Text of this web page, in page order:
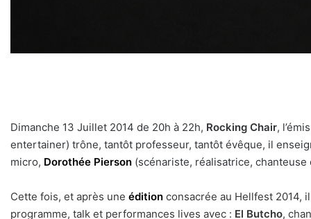
Dimanche 13 Juillet 2014 de 20h à 22h, Rocking Chair,
entertainer) trône, tantôt professeur, tantôt évêque, il
micro, Dorothée Pierson (scénariste, réalisatrice,
Cette fois, et après une édition consacrée au Hellfest 2014,
programme, talk et performances lives avec : El Butcho,